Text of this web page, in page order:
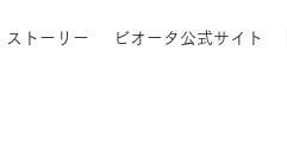
ストーリー ビオータ公式サイト